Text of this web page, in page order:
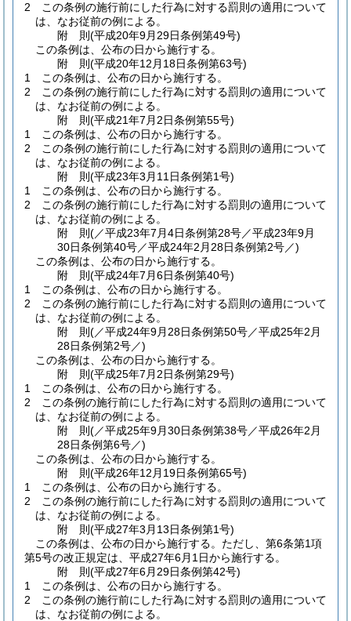
2
この条例の施行前にした行為に対する罰則の適用について
は、なお従前の例による。
附 則(平成20年9月29日条例第49号)
この条例は、公布の日から施行する。
附 則(平成20年12月18日条例第63号)
1
この条例は、公布の日から施行する。
2
この条例の施行前にした行為に対する罰則の適用について
は、なお従前の例による。
附 則(平成21年7月2日条例第55号)
1
この条例は、公布の日から施行する。
2
この条例の施行前にした行為に対する罰則の適用について
は、なお従前の例による。
附 則(平成23年3月11日条例第1号)
1
この条例は、公布の日から施行する。
2
この条例の施行前にした行為に対する罰則の適用について
は、なお従前の例による。
附 則(／平成23年7月4日条例第28号／平成23年9月
30日条例第40号／平成24年2月28日条例第2号／)
この条例は、公布の日から施行する。
附 則(平成24年7月6日条例第40号)
1
この条例は、公布の日から施行する。
2
この条例の施行前にした行為に対する罰則の適用について
は、なお従前の例による。
附 則(／平成24年9月28日条例第50号／平成25年2月
28日条例第2号／)
この条例は、公布の日から施行する。
附 則(平成25年7月2日条例第29号)
1
この条例は、公布の日から施行する。
2
この条例の施行前にした行為に対する罰則の適用について
は、なお従前の例による。
附 則(／平成25年9月30日条例第38号／平成26年2月
28日条例第6号／)
この条例は、公布の日から施行する。
附 則(平成26年12月19日条例第65号)
1
この条例は、公布の日から施行する。
2
この条例の施行前にした行為に対する罰則の適用について
は、なお従前の例による。
附 則(平成27年3月13日条例第1号)
この条例は、公布の日から施行する。 ただし、第6条第1項
第5号の改正規定は、平成27年6月1日から施行する。
附 則(平成27年6月29日条例第42号)
1
この条例は、公布の日から施行する。
2
この条例の施行前にした行為に対する罰則の適用について
は、なお従前の例による。